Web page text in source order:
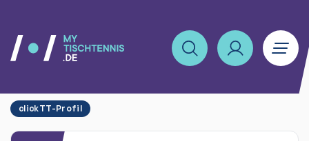
clickTT-Profil